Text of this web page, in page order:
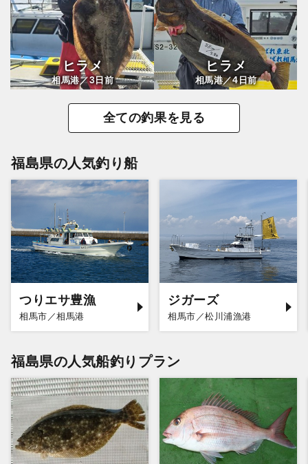
ヒラメ
相馬港／3日前
ヒラメ
相馬港／4日前
全ての釣果を見る
福島県の人気釣り船
つりエサ豊漁
相馬市／相馬港
ジガーズ
相馬市／松川浦漁港
福島県の人気船釣りプラン